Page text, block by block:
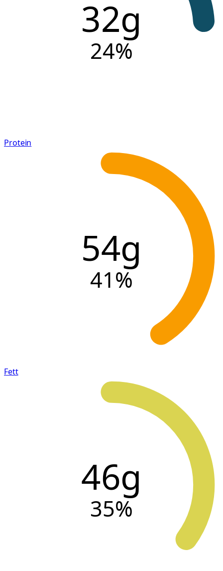
32g
24%
Protein
54g
41%
Fett
46g
35%